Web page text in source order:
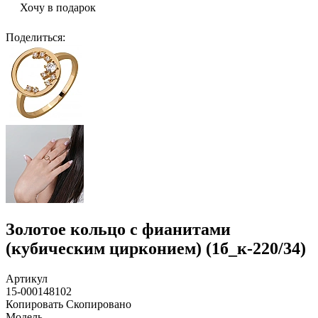
Хочу в подарок
Поделиться:
Золотое кольцо с фианитами
(кубическим цирконием) (1б_к-220/34)
Артикул
15-000148102
Копировать Скопировано